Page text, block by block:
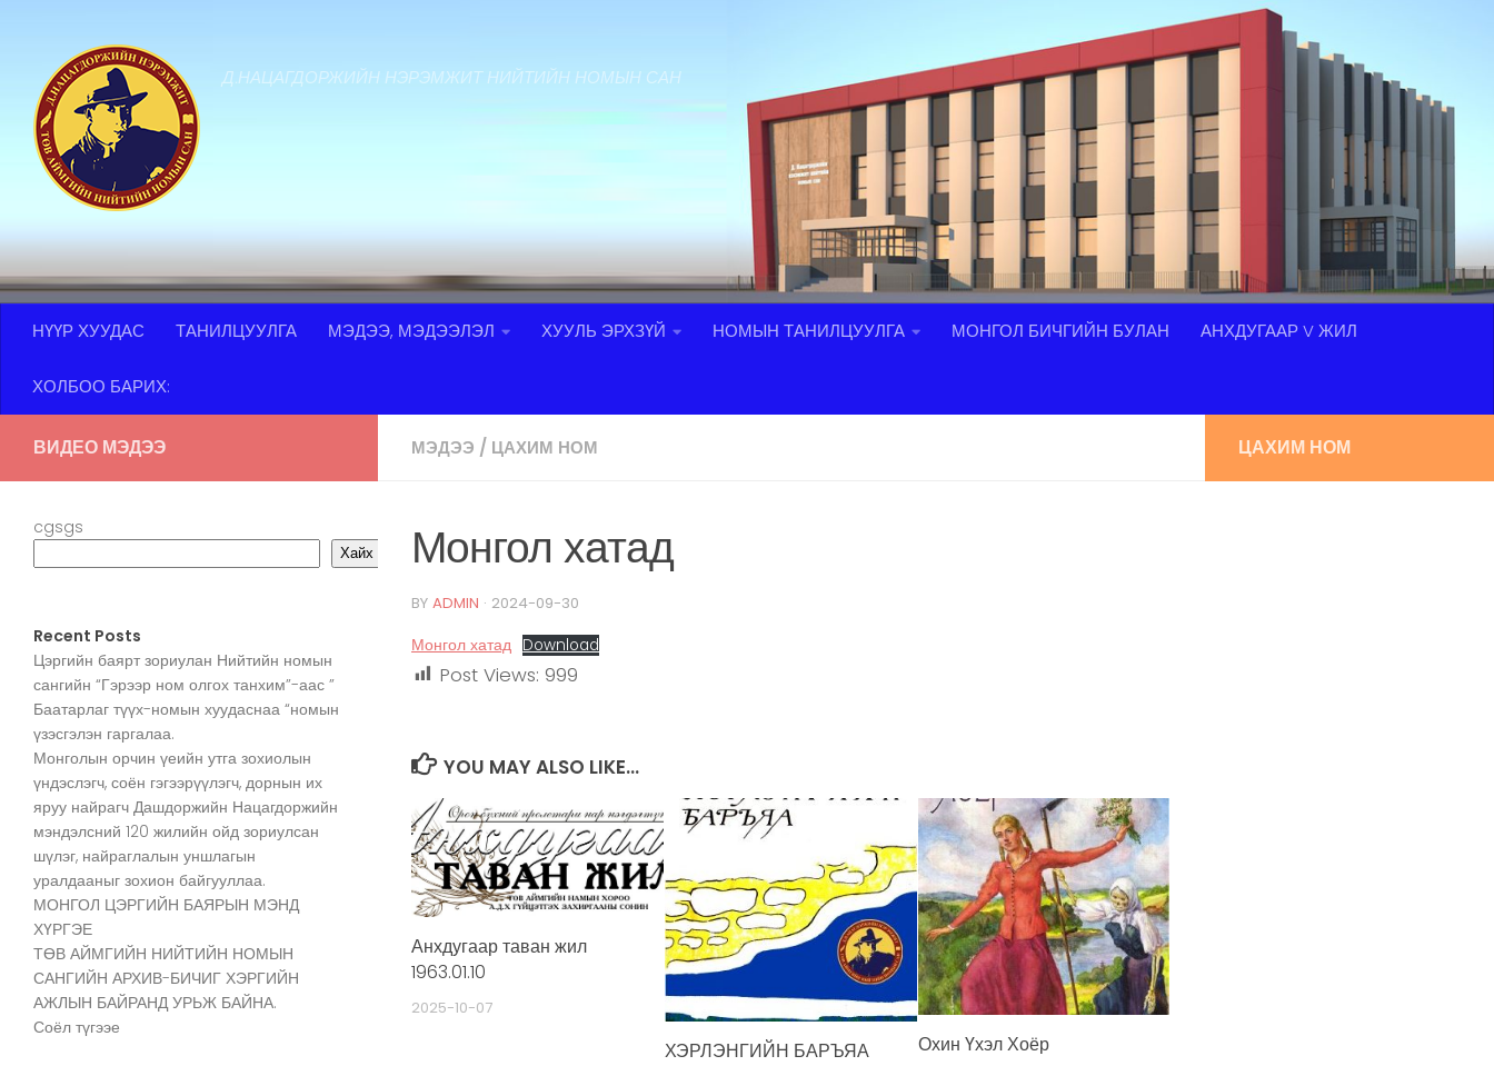
Д.НАЦАГДОРЖИЙН НЭРЭМЖИТ НИЙТИЙН НОМЫН САН
НҮҮР ХУУДАС ТАНИЛЦУУЛГА МЭДЭЭ, МЭДЭЭЛЭЛ ХУУЛЬ ЭРХЗҮЙ НОМЫН ТАНИЛЦУУЛГА МОНГОЛ БИЧГИЙН БУЛАН АНХДУГААР V ЖИЛ
ХОЛБОО БАРИХ:
МЭДЭЭ / ЦАХИМ НОМ
Монгол хатад
BY ADMIN · 2024-09-30
Монгол хатад Download
Post Views: 999
YOU MAY ALSO LIKE...
Анхдугаар таван жил
1963.01.10
2025-10-07
ХЭРЛЭНГИЙН БАРЪЯА Охин Үхэл Хоёр
ВИДЕО МЭДЭЭ
cgsgs
Хайх
Recent Posts
Цэргийн баярт зориулан Нийтийн номын
сангийн “Гэрээр ном олгох танхим”-аас ”
Баатарлаг түүх-номын хуудаснаа “номын
үзэсгэлэн гаргалаа.
Монголын орчин үеийн утга зохиолын
үндэслэгч, соён гэгээрүүлэгч, дорнын их
яруу найрагч Дашдоржийн Нацагдоржийн
мэндэлсний 120 жилийн ойд зориулсан
шүлэг, найраглалын уншлагын
уралдааныг зохион байгууллаа.
МОНГОЛ ЦЭРГИЙН БАЯРЫН МЭНД
ХҮРГЭЕ
ТӨВ АЙМГИЙН НИЙТИЙН НОМЫН
САНГИЙН АРХИВ-БИЧИГ ХЭРГИЙН
АЖЛЫН БАЙРАНД УРЬЖ БАЙНА.
Соёл түгээе
ЦАХИМ НОМ